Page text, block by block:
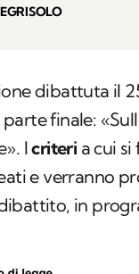
dibattuta il
finale:
Icriteri a cui
e verranno
in